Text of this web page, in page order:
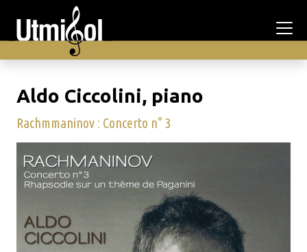
Aldo Ciccolini, piano
Rachmmaninov : Concerto n° 3